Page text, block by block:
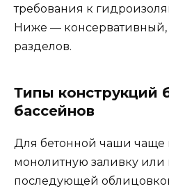
требования к
Ниже — консервативный,
разделов.
Типы конструкций
бассейнов
Для бетонной чаши чаще
монолитную заливку или
последующей